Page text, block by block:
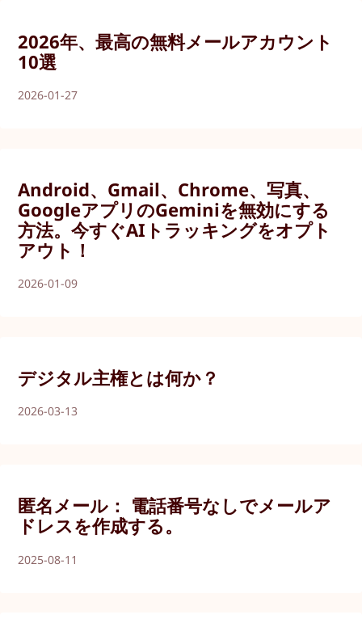
2026年、最高の無料メールアカウント
10選
2026-01-27
Android、Gmail、Chrome、写真、
GoogleアプリのGeminiを無効にする
方法。今すぐAIトラッキングをオプト
アウト！
2026-01-09
デジタル主権とは何か？
2026-03-13
匿名メール： 電話番号なしでメールア
ドレスを作成する。
2025-08-11